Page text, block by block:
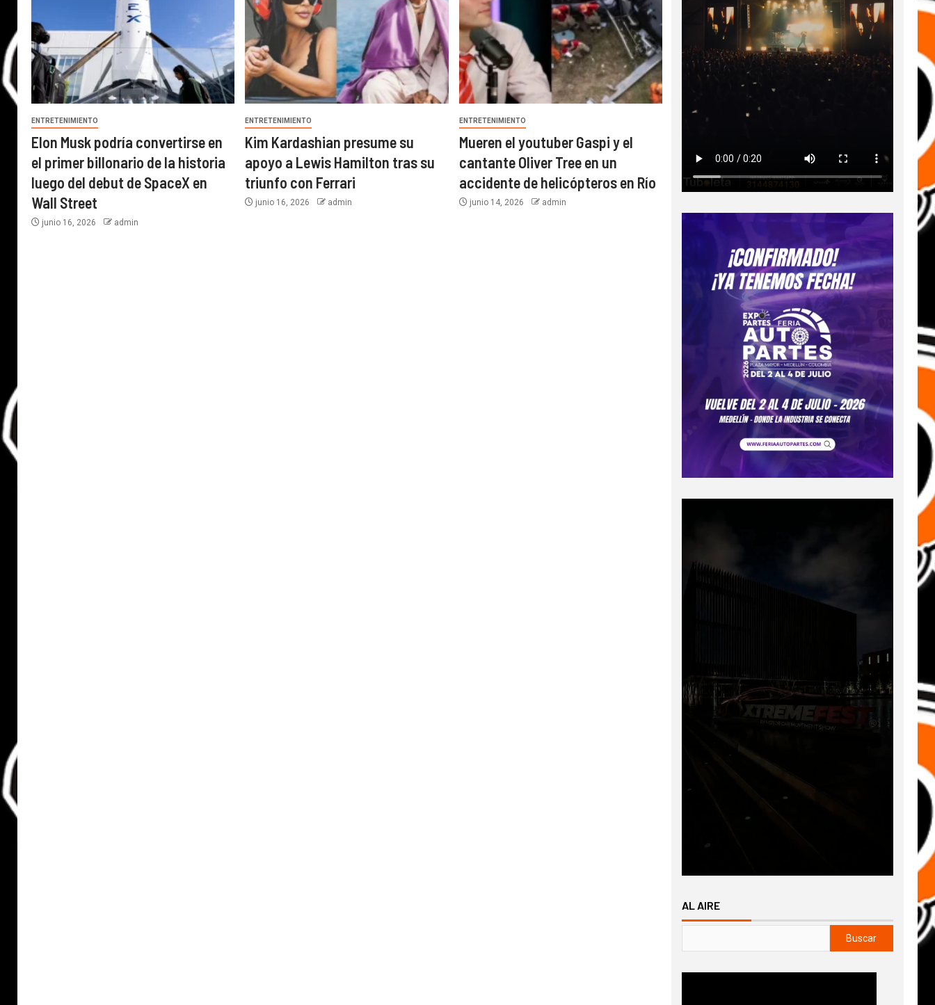
ENTRETENIMIENTO
Elon Musk podría convertirse en
el primer billonario de la historia
luego del debut de SpaceX en
Wall Street
junio 16, 2026 admin
ENTRETENIMIENTO
Kim Kardashian presume su
apoyo a Lewis Hamilton tras su
triunfo con Ferrari
junio 16, 2026 admin
ENTRETENIMIENTO
Mueren el youtuber Gaspi y el
cantante Oliver Tree en un
accidente de helicópteros en Río
junio 14, 2026 admin
AL AIRE
Buscar